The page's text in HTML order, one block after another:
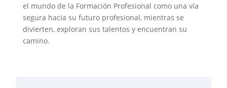
el mundo de la Formación Profesional como una vía
segura hacia su futuro profesional, mientras se
divierten, exploran sus talentos y encuentran su
camino.